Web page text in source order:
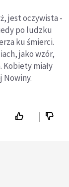
jest oczywista -
po ludzku
ku śmierci.
jako wzór,
Kobiety miały
Nowiny.